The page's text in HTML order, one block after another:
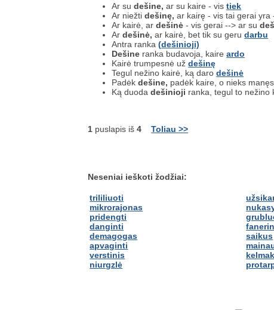
Ar sudešine, ar su kaire - vistiek
Ar niežtidešinę, ar kairę - vis tai gerai
Ar kairė, ardešinė - vis gerai --> ar su
Ardešinė, ar kairė, bet tik su gerudarbu
Antra ranka(dešinioji)
Dešine ranka budavoja, kaireardo
Kairė trumpesnė uždešinę
Tegul nežino kairė, ką darodešinė
Padėkdešine, padėk kaire, o nieks manęs
Ką duodadešinioji ranka, tegul to
1 puslapis iš4 Toliau >>
Neseniai ieškoti žodžiai:
trililiuoti
mikrorajonas
pridengti
danginti
demagogas
apvaginti
verstinis
niurgzlė
saikus